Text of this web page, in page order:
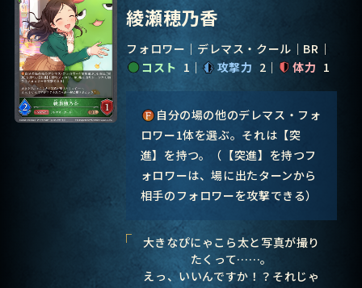
綾瀬穂乃香
フォロワー デレマス・クール
BR
コスト 1 攻撃力 2 体力 1
自分の場の他のデレマス・フォ
ロワー1体を選ぶ。それは【突
進】を持つ。（【突進】を持つフ
ォロワーは、場に出たターンから
相手のフォロワーを攻撃できる）
大きなぴにゃこら太と写真が撮り
たくって……。
えっ、いいんですか！？それじゃ